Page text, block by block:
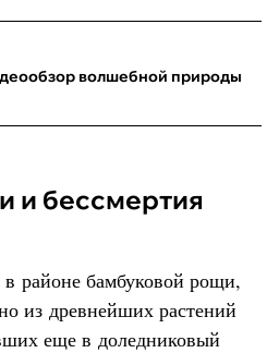
волшебной природы
и бессмертия
районе бамбуковой рощи,
из древнейших растений
еще в доледниковый